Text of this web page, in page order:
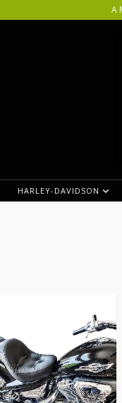
A
HARLEY-DAVIDSON